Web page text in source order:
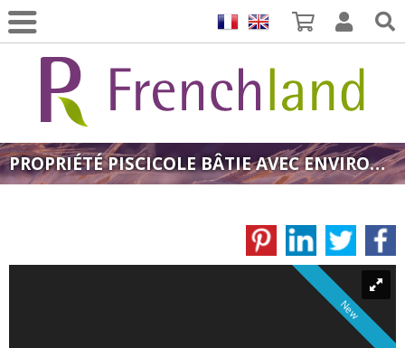
PROPRIÉTÉ PISCICOLE BÂTIE AVEC ENVIRON 2 HA 05
New